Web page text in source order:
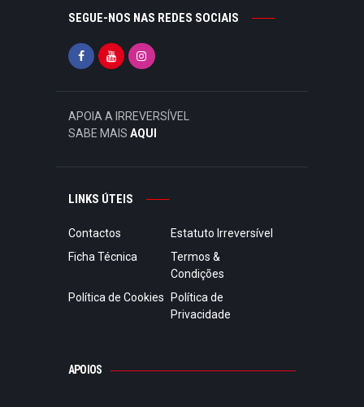
SEGUE-NOS NAS REDES SOCIAIS
APOIA A IRREVERSÍVEL
SABE MAIS AQUI
LINKS ÚTEIS
Contactos
Estatuto Irreversível
Ficha Técnica
Termos &
Condições
Política de Cookies
Política de
Privacidade
APOIOS